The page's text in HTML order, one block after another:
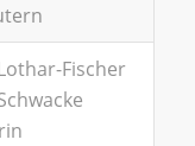
Fischer